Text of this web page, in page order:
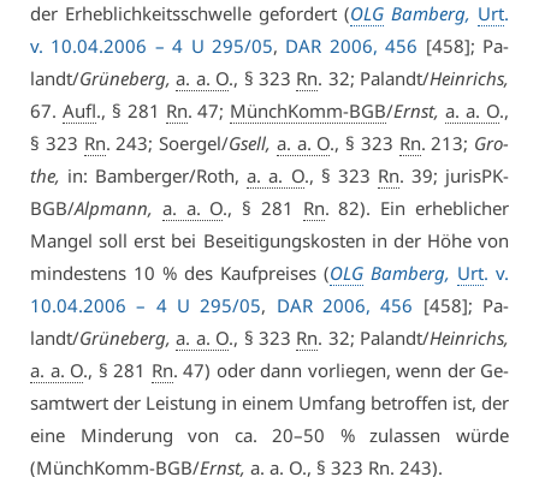
der Er­heb­lich­keits­schwel­le ge­for­dert (OLG Bam­berg, Urt.
v. 10.04.2006 – 4 U 295/05, DAR 2006, 456 [458]; Pa­
landt/Grü­ne­berg, a. a. O., § 323 Rn. 32; Pa­landt/Hein­richs,
67. Aufl., § 281 Rn. 47; MünchKomm-BGB/Ernst, a. a. O.,
§ 323 Rn. 243; So­er­gel/Gsell, a. a. O., § 323 Rn. 213; Gro­
the, in: Bam­ber­ger/Roth,a. a. O., § 323 Rn. 39; ju­risPK-
BGB/Alp­mann, a. a. O., § 281 Rn. 82). Ein er­heb­li­cher
Man­gel soll erst bei Be­sei­ti­gungs­kos­ten in der Hö­he von
min­des­tens 10 % des Kauf­prei­ses (OLG Bam­berg, Urt. v.
10.04.2006 – 4 U 295/05, DAR 2006, 456 [458]; Pa­
landt/Grü­ne­berg, a. a. O., § 323 Rn. 32; Pa­landt/Hein­richs,
a. a. O., § 281 Rn. 47) oder dann vor­lie­gen, wenn der Ge­
samt­wert der Leis­tung in ei­nem Um­fang be­trof­fen ist, der
ei­ne Min­de­rung von ca. 20–50 % zu­las­sen wür­de
(MünchKomm-BGB/Ernst, a. a. O., § 323 Rn. 243).